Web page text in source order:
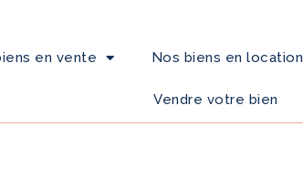
en vente Nos biens en location
Vendre votre bien